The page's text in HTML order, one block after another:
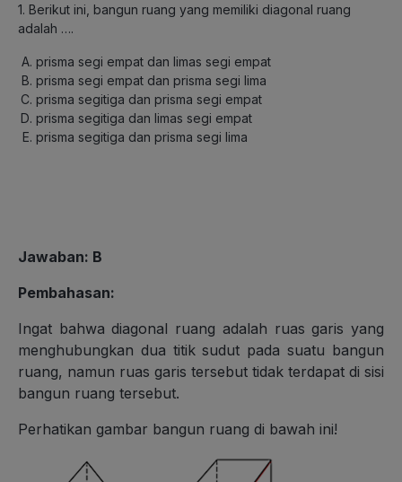
1. Berikut ini, bangun ruang yang memiliki diagonal ruang
adalah ….
prisma segi empat dan limas segi empat
prisma segi empat dan prisma segi lima
prisma segitiga dan prisma segi empat
prisma segitiga dan limas segi empat
prisma segitiga dan prisma segi lima
Jawaban: B
Pembahasan:
Ingat bahwa diagonal ruang adalah ruas garis yang
menghubungkan dua titik sudut pada suatu bangun
ruang, namun ruas garis tersebut tidak terdapat di sisi
bangun ruang tersebut.
Perhatikan gambar bangun ruang di bawah ini!